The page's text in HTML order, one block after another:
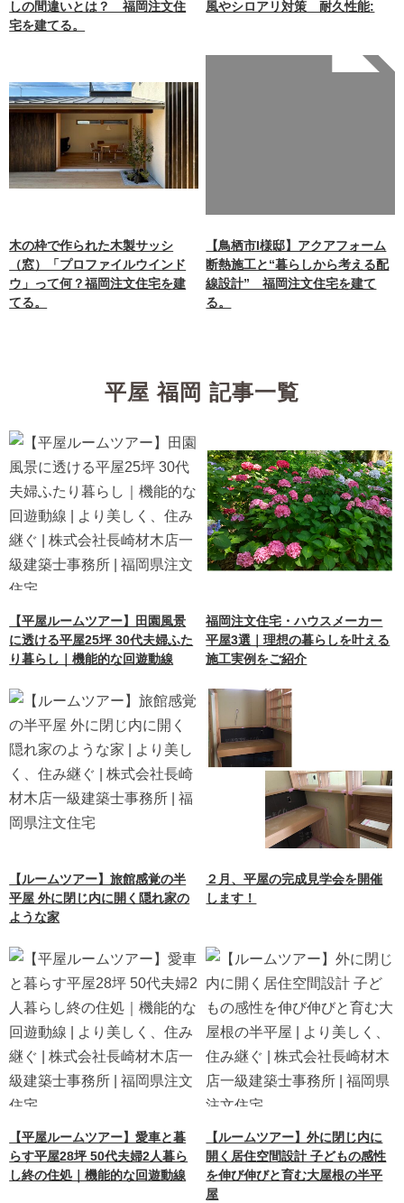
しの間違いとは？ 福岡注文住
宅を建てる。
風やシロアリ対策 耐久性能:
木の枠で作られた木製サッシ
（窓）「プロファイルウインド
ウ」って何？福岡注文住宅を建
てる。
content/themes/nagasaki/f
unctions.php on line
【鳥栖市I様邸】アクアフォーム
断熱施工と“暮らしから考える配
線設計” 福岡注文住宅を建て
る。
平屋 福岡 記事一覧
【平屋ルームツアー】田園風景
に透ける平屋25坪 30代夫婦ふた
り暮らし｜機能的な回遊動線
福岡注文住宅・ハウスメーカー
平屋3選｜理想の暮らしを叶える
施工実例をご紹介
【ルームツアー】旅館感覚の半
平屋 外に閉じ内に開く隠れ家の
ような家
２月、平屋の完成見学会を開催
します！
【平屋ルームツアー】愛車と暮
らす平屋28坪 50代夫婦2人暮ら
し終の住処｜機能的な回遊動線
【ルームツアー】外に閉じ内に
開く居住空間設計 子どもの感性
を伸び伸びと育む大屋根の半平
屋